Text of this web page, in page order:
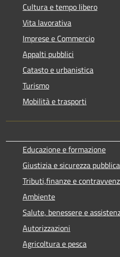
Cultura e tempo libero
Vita lavorativa
Imprese e Commercio
Appalti pubblici
Catasto e urbanistica
Turismo
Mobilità e trasporti
Educazione e formazione
Giustizia e sicurezza pubblica
Tributi,finanze e
Ambiente
Salute, benessere e
Autorizzazioni
Agricoltura e pesca